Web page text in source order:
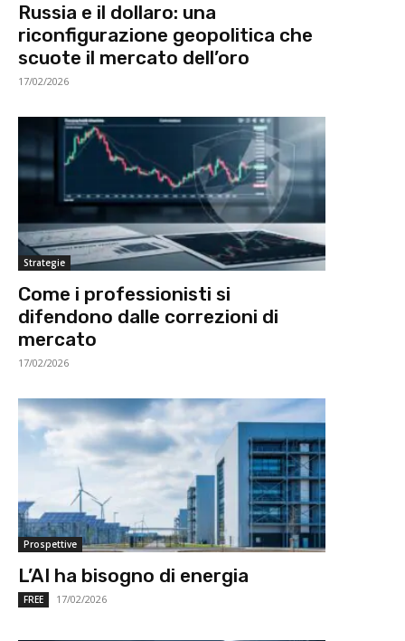
Russia e il dollaro: una
riconfigurazione geopolitica che
scuote il mercato dell’oro
17/02/2026
Strategie
Come i professionisti si
difendono dalle correzioni di
mercato
17/02/2026
Prospettive
L’AI ha bisogno di energia
FREE 17/02/2026